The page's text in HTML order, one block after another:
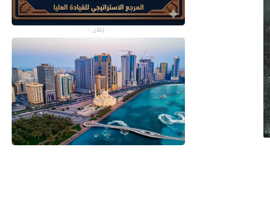
- إعلان -